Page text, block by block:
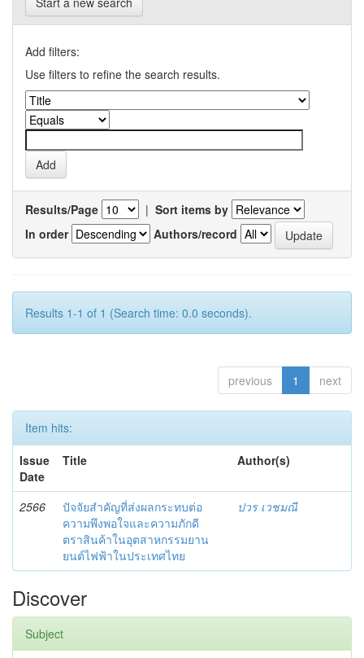
Add filters:
Use filters to refine the search results.
Results/Page | Sort items by
In order
Authors/record
Results 1-1 of 1 (Search time: 0.0 seconds).
previous 1 next
Item hits:
Issue
Date
Title Author(s)
2566
ปัจจัยสำคัญที่ส่งผลกระทบต่อ
ความพึงพอใจและความภักดี
ตราสินค้าในอุตสาหกรรมยาน
ยนต์ไฟฟ้าในประเทศไทย
ปวร เวชมณี
Discover
Subject